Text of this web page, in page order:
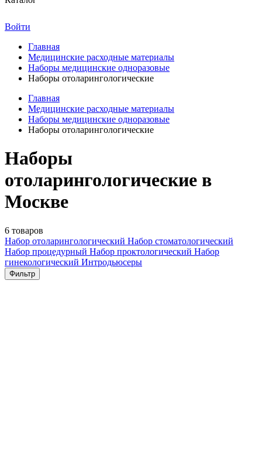
Войти
Главная
Медицинские расходные материалы
Наборы медицинские одноразовые
Наборы отоларингологические
Главная
Медицинские расходные материалы
Наборы медицинские одноразовые
Наборы отоларингологические
Наборы
отоларингологические в
Москве
6 товаров
Набор отоларингологический Набор стоматологический
Набор процедурный Набор проктологический Набор
гинекологический Интродьюсеры
Фильтр